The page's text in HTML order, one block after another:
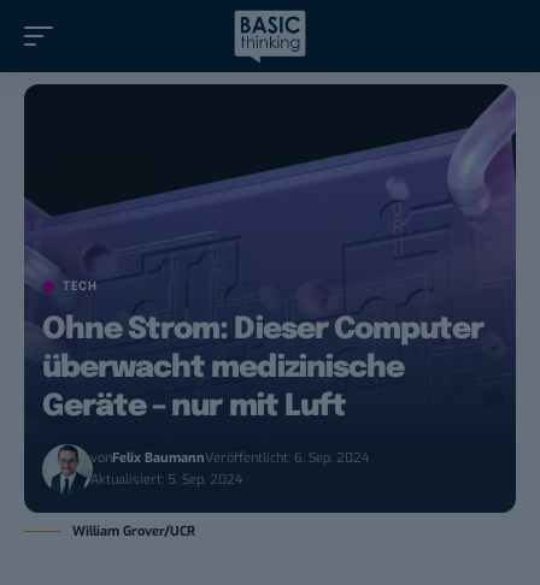
TECH
Ohne Strom: Dieser Computer
überwacht medizinische
Geräte – nur mit Luft
vonFelix BaumannVeröffentlicht: 6. Sep. 2024
Aktualisiert: 5. Sep. 2024
William Grover/UCR